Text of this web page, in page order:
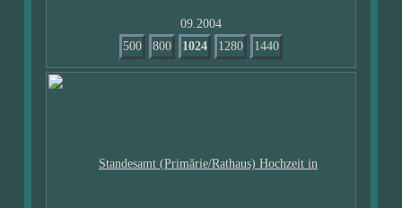
09.2004
500
800 1024 1280 1440